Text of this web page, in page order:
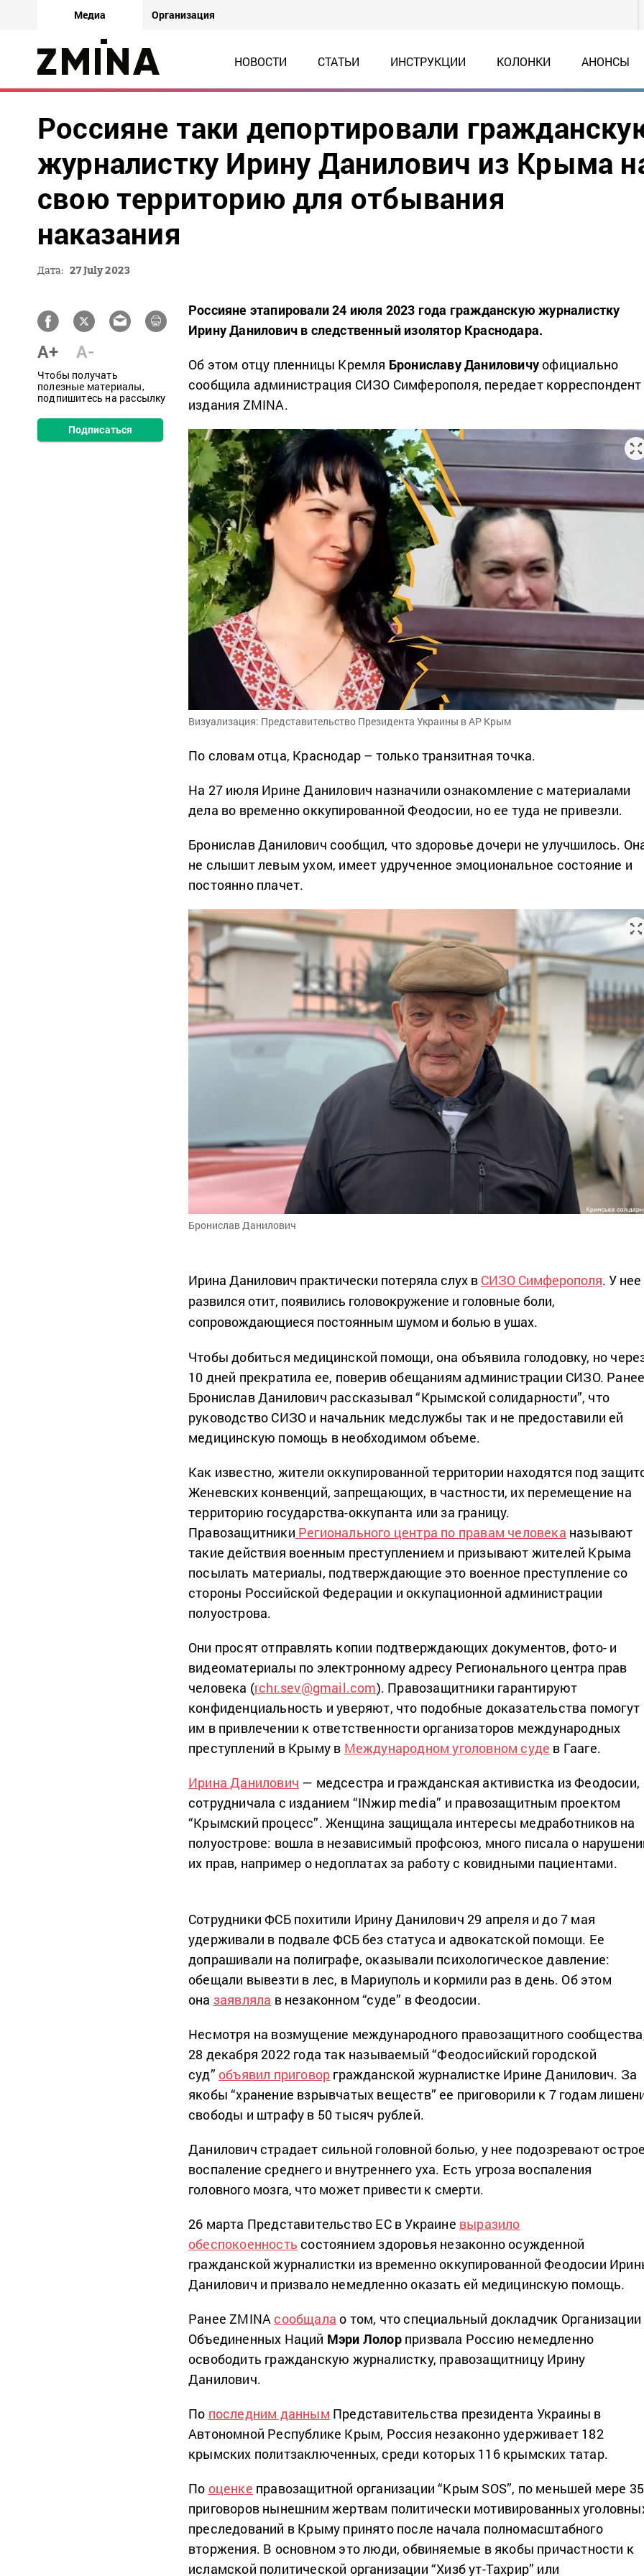
Медиа Организация
НОВОСТИ СТАТЬИ ИНСТРУКЦИИ КОЛОНКИ АНОНСЫ
Россияне таки депортировали
журналистку Ирину Данилович из Крыма
свою территорию для отбывания
наказания
Дата: 27 July 2023
A+ A-
Чтобы получать
полезные материалы,
подпишитесь на рассылку
Подписаться
Россияне этапировали 24 июля 2023 года гражданскую журналистку
Ирину Данилович в следственный изолятор Краснодара.
Об этом отцу пленницы Кремля Брониславу Даниловичуофициально
сообщила администрация СИЗО Симферополя, передает корреспондент
издания ZMINA.
Визуализация: Представительство Президента Украины в АР Крым
По словам отца, Краснодар – только транзитная точка.
На 27 июля Ирине Данилович назначили ознакомление с материалами
дела во временно оккупированной Феодосии, но ее туда не привезли.
Бронислав Данилович сообщил, что здоровье дочери не улучшилось.
не слышит левым ухом, имеет удрученное эмоциональное состояние и
постоянно плачет.
Бронислав Данилович
Ирина Данилович практически потеряла слух в СИЗО Симферополя. У нее
развился отит, появились головокружение и головные боли,
сопровождающиеся постоянным шумом и болью в ушах.
Чтобы добиться медицинской помощи, она объявила голодовку, но
10 дней прекратила ее, поверив обещаниям администрации СИЗО.
Бронислав Данилович рассказывал “Крымской солидарности”, что
руководство СИЗО и начальник медслужбы так и не предоставили ей
медицинскую помощь в необходимом объеме.
Как известно, жители оккупированной территории находятся под
Женевских конвенций, запрещающих, в частности, их перемещение на
территорию государства-оккупанта или за границу.
Правозащитники Регионального центра по правам человека называют
такие действия военным преступлением и призывают жителей Крыма
посылать материалы, подтверждающие это военное преступление со
стороны Российской Федерации и оккупационной администрации
полуострова.
Они просят отправлять копии подтверждающих документов, фото- и
видеоматериалы по электронному адресу Регионального центра прав
человека (rchr.sev@gmail.com). Правозащитники гарантируют
конфиденциальность и уверяют, что подобные доказательства помогут
им в привлечении к ответственности организаторов международных
преступлений в Крыму в Международном уголовном суде в Гааге.
Ирина Данилович — медсестра и гражданская активистка из Феодосии,
сотрудничала с изданием “INжир media” и правозащитным проектом
“Крымский процесс”. Женщина защищала интересы медработников на
полуострове: вошла в независимый профсоюз, много писала о
их прав, например о недоплатах за работу с ковидными пациентами.
Сотрудники ФСБ похитили Ирину Данилович 29 апреля и до 7 мая
удерживали в подвале ФСБ без статуса и адвокатской помощи. Ее
допрашивали на полиграфе, оказывали психологическое давление:
обещали вывезти в лес, в Мариуполь и кормили раз в день. Об этом
она заявляла в незаконном “суде” в Феодосии.
Несмотря на возмущение международного правозащитного
28 декабря 2022 года так называемый “Феодосийский городской
суд” объявил приговор гражданской журналистке Ирине Данилович. За
якобы “хранение взрывчатых веществ” ее приговорили к 7 годам
свободы и штрафу в 50 тысяч рублей.
Данилович страдает сильной головной болью, у нее подозревают
воспаление среднего и внутреннего уха. Есть угроза воспаления
головного мозга, что может привести к смерти.
26 марта Представительство ЕС в Украине выразило
обеспокоенность состоянием здоровья незаконно осужденной
гражданской журналистки из временно оккупированной Феодосии
Данилович и призвало немедленно оказать ей медицинскую помощь.
Ранее ZMINA сообщала о том, что специальный докладчик Организации
Объединенных Наций Мэри Лолорпризвала Россию немедленно
освободить гражданскую журналистку, правозащитницу Ирину
Данилович.
По последним данным Представительства президента Украины в
Автономной Республике Крым, Россия незаконно удерживает 182
крымских политзаключенных, среди которых 116 крымских татар.
По оценке правозащитной организации “Крым SOS”, по меньшей мере
приговоров нынешним жертвам политически мотивированных
преследований в Крыму принято после начала полномасштабного
вторжения. В основном это люди, обвиняемые в якобы причастности к
исламской политической организации “Хизб ут-Тахрир” или